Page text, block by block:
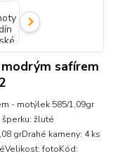
safírem
- motýlek 585/1,09gr
žluté
grDrahé kameny: 4 ks
fotoKód: